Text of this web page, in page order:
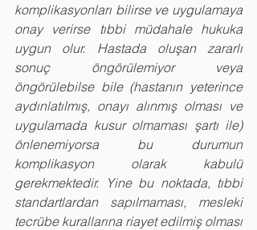
komplikasyonları bilirse ve uygulamaya
onay verirse tıbbi müdahale hukuka
uygun olur. Hastada oluşan zararlı
sonuç öngörülemiyor veya
öngörülebilse bile (hastanın yeterince
aydınlatılmış, onayı alınmış olması ve
uygulamada kusur olmaması şartı ile)
önlenemiyorsa bu durumun
komplikasyon olarak kabulü
gerekmektedir. Yine bu noktada, tıbbi
standartlardan sapılmaması, mesleki
tecrübe kurallarına riayet edilmiş olması